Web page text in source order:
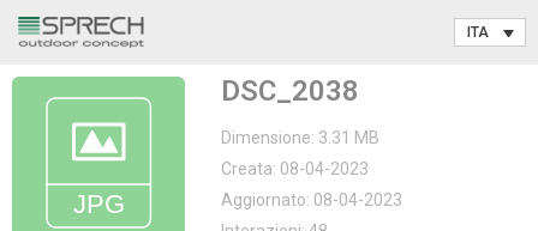
contenuto
DSC_2038
Dimensione: 3.31 MB
Creata: 08-04-2023
Aggiornato: 08-04-2023